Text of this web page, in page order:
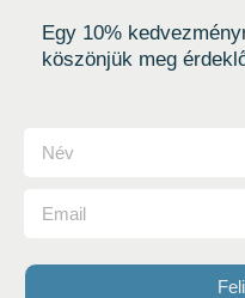
Egy 10%
köszönjük meg